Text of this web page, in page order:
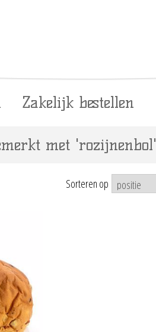
Zakelijk bestellen
met 'rozijnenbol'
Sorteren op